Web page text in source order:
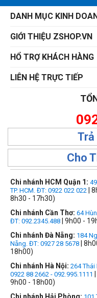
DANH MỤC KINH
GIỚI THIỆU ZSHOP.VN
HỔ TRỢ KHÁCH HÀNG
LIÊN HỆ TRỰC TIẾP
Trả
Cho
Chi nhánh HCM Quận 1:
TP. HCM. ĐT: 0922 022 022 |
8h30 - 17h30)
Chi nhánh Cần Thơ: 64
ĐT: 092.2345.488 | 9h00 -
Chi nhánh Đà Nẵng: 184
Nẵng. ĐT: 0927 28 5678 |
18h00)
Chi nhánh Hà Nội: 264 Thái
0922 88 2662 - 092.995.1111
9h00 - 18h00)